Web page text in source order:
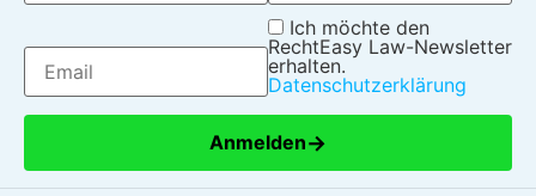
Ich möchte den
RechtEasy Law-Newsletter
erhalten.
Datenschutzerklärung
Anmelden→